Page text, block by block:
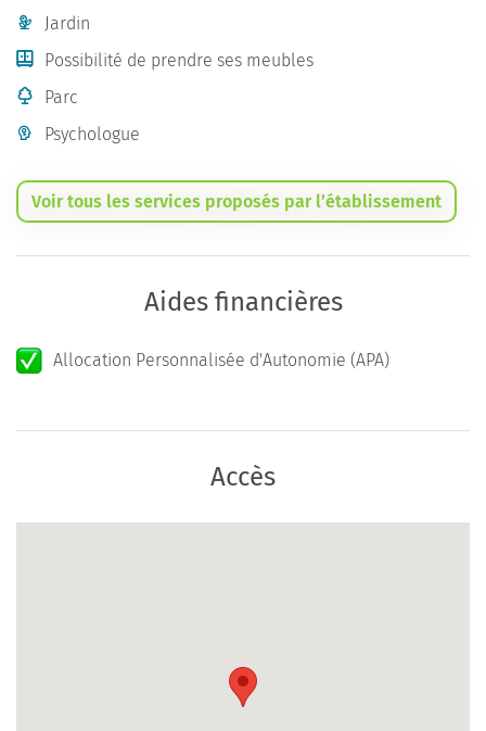
Jardin
Possibilité de prendre ses meubles
Parc
Psychologue
Voir tous les services proposés par l’établissement
Aides financières
Allocation Personnalisée d'Autonomie (APA)
Accès